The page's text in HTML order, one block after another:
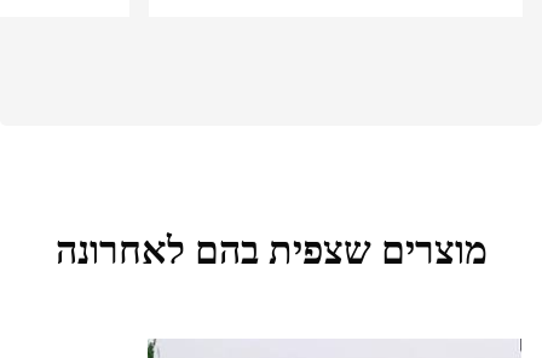
מוצרים שצפית בהם לאחרונה